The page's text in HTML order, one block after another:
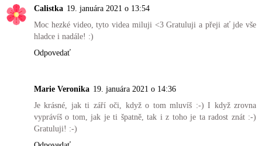
Calistka 19. januára 2021 o 13:54
Moc hezké video, tyto videa miluji <3 Gratuluji a přeji ať jde vše
hladce i nadále! :)
Odpovedať
Marie Veronika 19. januára 2021 o 14:36
Je krásné, jak ti září oči, když o tom mluvíš :-) I když zrovna
vyprávíš o tom, jak je ti špatně, tak i z toho je ta radost znát :-)
Gratuluji! :-)